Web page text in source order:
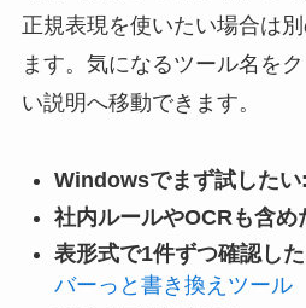
正規表現を使いたい場合は
ます。気になるツール名を
い説明へ移動できます。
Windowsでまず試したい:
社内ルールやOCRも含め
表形式で1件ずつ確認し
バーっと書き換えツール